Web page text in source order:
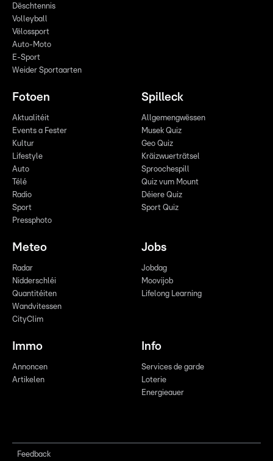
Dëschtennis
Volleyball
Vëlossport
Auto-Moto
E-Sport
Weider Sportaarten
Fotoen
Aktualitéit
Events a Fester
Kultur
Lifestyle
Auto
Télé
Radio
Sport
Pressphoto
Spilleck
Allgemengwëssen
Musek Quiz
Geo Quiz
Kräizwuerträtsel
Sproochespill
Quiz vum Mount
Déiere Quiz
Sport Quiz
Meteo
Radar
Nidderschléi
Quantitéiten
Wandvitessen
CityClim
Jobs
Jobdag
Moovijob
Lifelong Learning
Immo
Annoncen
Artikelen
Info
Services de garde
Loterie
Energieauer
Feedback